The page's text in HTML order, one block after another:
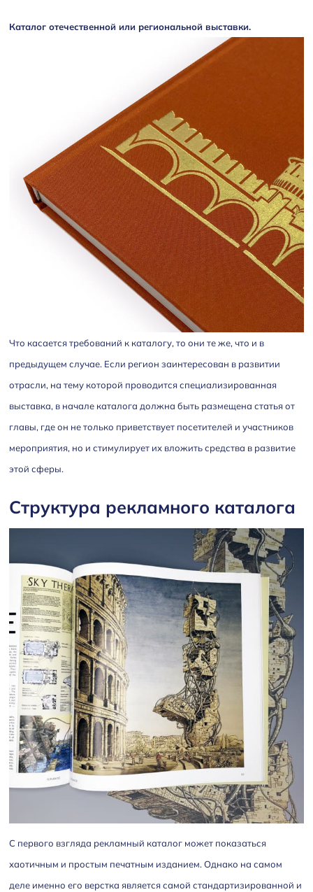
Каталог отечественной или региональной выставки.
Что касается требований к каталогу, то они те же, что и в
предыдущем случае. Если регион заинтересован в развитии
отрасли, на тему которой проводится специализированная
выставка, в начале каталога должна быть размещена статья от
главы, где он не только приветствует посетителей и участников
мероприятия, но и стимулирует их вложить средства в развитие
этой сферы.
Структура рекламного каталога
С первого взгляда рекламный каталог может показаться
хаотичным и простым печатным изданием. Однако на самом
деле именно его верстка является самой стандартизированной и